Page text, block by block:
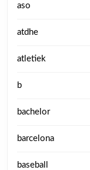
aso
atdhe
atletiek
b
bachelor
barcelona
baseball